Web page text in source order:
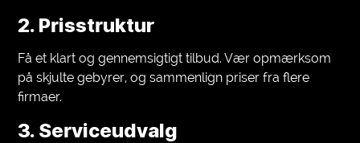
2. Prisstruktur
Få et klart og gennemsigtigt tilbud. Vær opmærksom
på skjulte gebyrer, og sammenlign priser fra flere
firmaer.
3. Serviceudvalg